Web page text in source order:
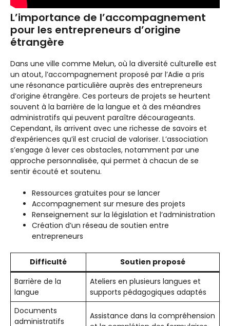
L’importance de l’accompagnement
pour les entrepreneurs d’origine
étrangère
Dans une ville comme Melun, où la diversité culturelle est
un atout, l’accompagnement proposé par l’Adie a pris
une résonance particulière auprès des entrepreneurs
d’origine étrangère. Ces porteurs de projets se heurtent
souvent à la barrière de la langue et à des méandres
administratifs qui peuvent paraître décourageants.
Cependant, ils arrivent avec une richesse de savoirs et
d’expériences qu’il est crucial de valoriser. L’association
s’engage à lever ces obstacles, notamment par une
approche personnalisée, qui permet à chacun de se
sentir écouté et soutenu.
Ressources gratuites pour se lancer
Accompagnement sur mesure des projets
Renseignement sur la législation et l’administration
Création d’un réseau de soutien entre
entrepreneurs
Difficulté
Soutien proposé
Barrière de la
langue
Ateliers en plusieurs langues et
supports pédagogiques adaptés
Documents
administratifs
Assistance dans la compréhension